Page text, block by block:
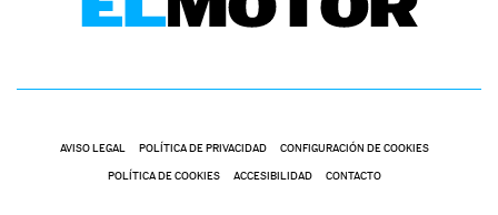
AVISO LEGAL POLÍTICA DE PRIVACIDAD CONFIGURACIÓN DE COOKIES
POLÍTICA DE COOKIES ACCESIBILIDAD CONTACTO